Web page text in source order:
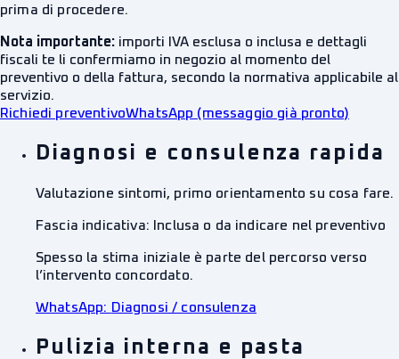
prima di procedere.
Nota importante: importi IVA esclusa o inclusa e dettagli
fiscali te li confermiamo in negozio al momento del
preventivo o della fattura, secondo la normativa applicabile al
servizio.
Richiedi preventivoWhatsApp (messaggio già pronto)
Diagnosi e consulenza rapida
Valutazione sintomi, primo orientamento su cosa fare.
Fascia indicativa: Inclusa o da indicare nel preventivo
Spesso la stima iniziale è parte del percorso verso
l’intervento concordato.
WhatsApp: Diagnosi / consulenza
Pulizia interna e pasta